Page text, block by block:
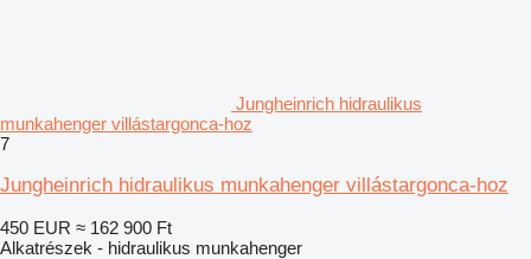
Jungheinrich hidraulikus
munkahenger villástargonca-hoz
7
Jungheinrich hidraulikus munkahenger villástargonca-hoz
450 EUR ≈ 162 900 Ft
Alkatrészek - hidraulikus munkahenger